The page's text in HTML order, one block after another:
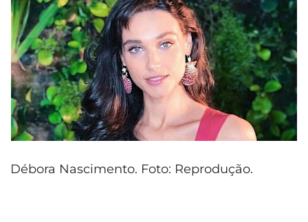
Débora Nascimento. Foto: Reprodução.